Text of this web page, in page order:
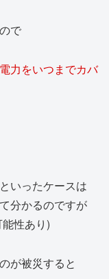
で
力をいつまでカバ
いったケースは
分かるのですが
性あり)
が被災すると